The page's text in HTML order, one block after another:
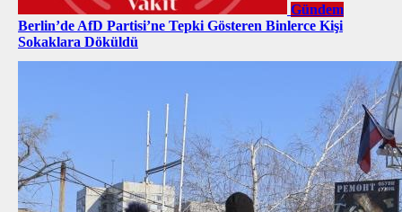
Gündem
Berlin’de AfD Partisi’ne Tepki Gösteren Binlerce Kişi
Sokaklara Döküldü